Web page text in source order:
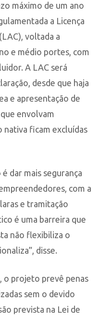
máximo de um ano
a Licença
voltada a
e médio portes, com
A LAC será
desde que haja
e apresentação de
envolvam
nativa ficam excluídas
dar mais segurança
com a
e tramitação
é uma barreira que
não flexibiliza o
disse.
o projeto prevê penas
sem o devido
prevista na Lei de